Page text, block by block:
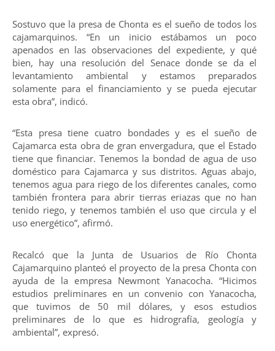
Sostuvo que la presa de Chonta es el sueño de todos los
cajamarquinos. “En un inicio estábamos un poco
apenados en las observaciones del expediente, y qué
bien, hay una resolución del Senace donde se da el
levantamiento ambiental y estamos preparados
solamente para el financiamiento y se pueda ejecutar
esta obra”, indicó.
“Esta presa tiene cuatro bondades y es el sueño de
Cajamarca esta obra de gran envergadura, que el Estado
tiene que financiar. Tenemos la bondad de agua de uso
doméstico para Cajamarca y sus distritos. Aguas abajo,
tenemos agua para riego de los diferentes canales, como
también frontera para abrir tierras eriazas que no han
tenido riego, y tenemos también el uso que circula y el
uso energético”, afirmó.
Recalcó que la Junta de Usuarios de Río Chonta
Cajamarquino planteó el proyecto de la presa Chonta con
ayuda de la empresa Newmont Yanacocha. “Hicimos
estudios preliminares en un convenio con Yanacocha,
que tuvimos de 50 mil dólares, y esos estudios
preliminares de lo que es hidrografía, geología y
ambiental”, expresó.